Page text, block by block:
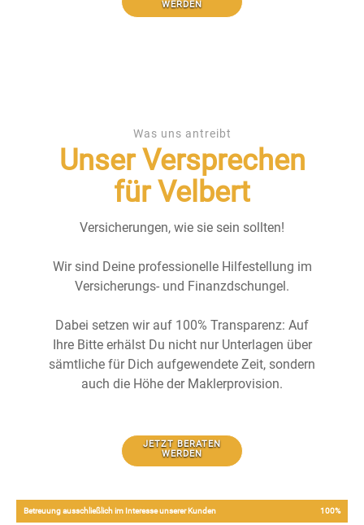
WERDEN
Betreuung ausschließlich im Interesse unserer Kunden 100%
Was uns antreibt
Unser Versprechen
für Velbert
Versicherungen, wie sie sein sollten!
Wir sind Deine professionelle Hilfestellung im
Versicherungs- und Finanzdschungel.
Dabei setzen wir auf 100% Transparenz: Auf
Ihre Bitte erhälst Du nicht nur Unterlagen über
sämtliche für Dich aufgewendete Zeit, sondern
auch die Höhe der Maklerprovision.
JETZT BERATEN
WERDEN